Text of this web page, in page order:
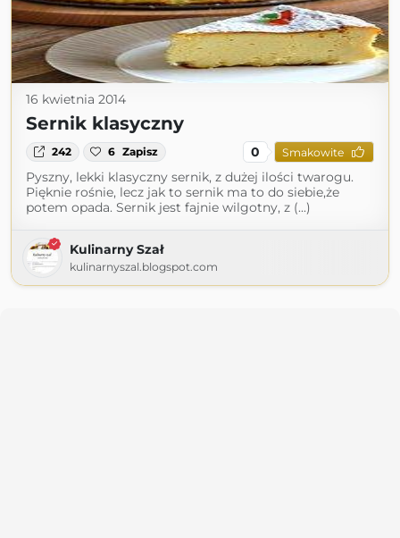
16 kwietnia 2014
Sernik klasyczny
242 6 Zapisz 0 Smakowite
Pyszny, lekki klasyczny sernik, z dużej ilości twarogu.
Pięknie rośnie, lecz jak to sernik ma to do siebie,że
potem opada. Sernik jest fajnie wilgotny, z (...)
Kulinarny Szał
kulinarnyszal.blogspot.com